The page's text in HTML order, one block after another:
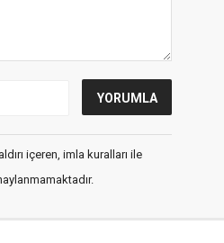
içeren, imla kuralları ile